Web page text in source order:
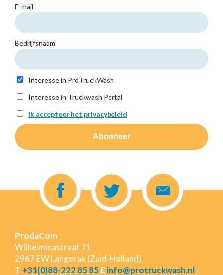
E-mail
Bedrijfsnaam
Interesse in ProTruckWash
Interesse in Truckwash Portal
Ik accepteer het privacybeleid
ProdaCom
Wilhelminastraat 71
2967 EW Langerak (Zuid-Holland)
T +31(0)88-222 85 85E info@protruckwash.nl